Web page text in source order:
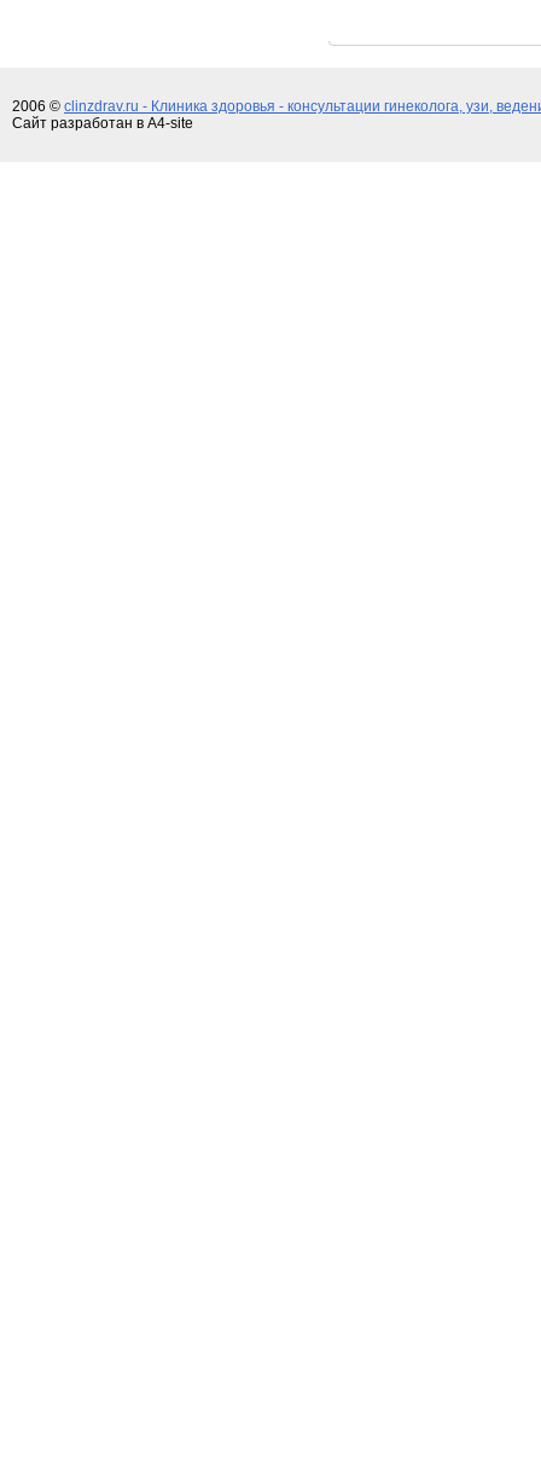
2006 © clinzdrav.ru - Клиника здоровья - консультации гинеколога, узи,
Сайт разработан в A4-site